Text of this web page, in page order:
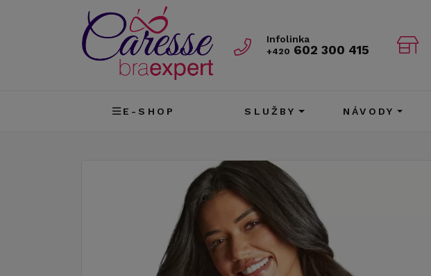
Infolinka
+420 602 300 415
E-SHOP SLUŽBY NÁVODY